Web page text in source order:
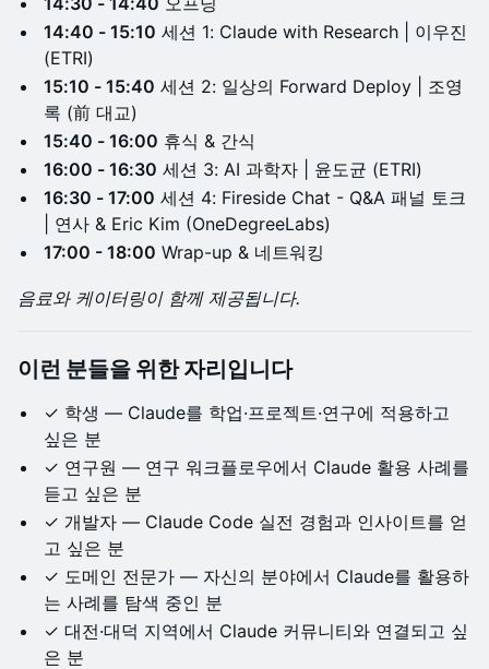
14:40 - 15:10 세션 1: Claude with Research | 이우진
(ETRI)
15:10 - 15:40 세션 2: 일상의 Forward Deploy | 조영
록 (前 대교)
15:40 - 16:00 휴식 & 간식
16:00 - 16:30 세션 3: AI 과학자 | 윤도균 (ETRI)
16:30 - 17:00 세션 4: Fireside Chat - Q&A 패널 토크
| 연사 & Eric Kim (OneDegreeLabs)
17:00 - 18:00 Wrap-up & 네트워킹
음료와 케이터링이 함께 제공됩니다.
이런 분들을 위한 자리입니다
✓ 학생 — Claude를 학업·프로젝트·연구에 적용하고
싶은 분
✓ 연구원 — 연구 워크플로우에서 Claude 활용 사례를
듣고 싶은 분
✓ 개발자 — Claude Code 실전 경험과 인사이트를 얻
고 싶은 분
✓ 도메인 전문가 — 자신의 분야에서 Claude를 활용하
는 사례를 탐색 중인 분
✓ 대전·대덕 지역에서 Claude 커뮤니티와 연결되고 싶
은 분